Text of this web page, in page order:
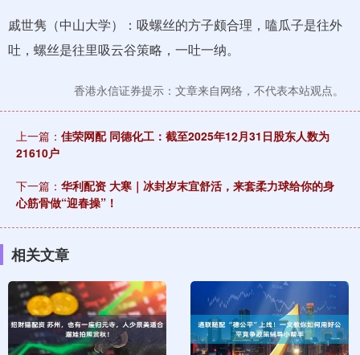
戚世隽（中山大学）：吸螺丝的方子颇合理，嗑瓜子是往外
吐，螺丝是往里吸云谷策略，一吐一纳。
香港永信证券提示：文章来自网络，不代表本站观点。
上一篇： 佳荣网配 同德化工：截至2025年12月31日股东人数为
21610户
下一篇： 华利配资 大寒｜冰封岁末宜舒活，来套柔力球给你的身
心筋骨做“迎春操”！
相关文章